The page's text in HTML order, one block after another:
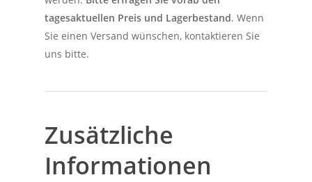
tagesaktuellen Preis und Lagerbestand. Wenn
Sie einen Versand wünschen, kontaktieren Sie
uns bitte.
Zusätzliche
Informationen